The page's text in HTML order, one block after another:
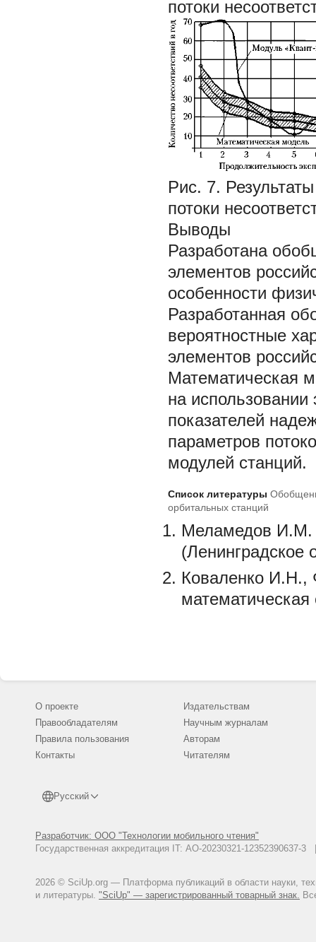
потоки
Рис. 7.
потоки
Выводы
Разработана
элементов
особенности
Разработанная
вероятностные
элементов
Математическая
на
показателей
параметров
модулей станций.
Список литературы
орбитальных станций
Меламедов И.М.
(Ленинградское
Коваленко И.Н.,
О проекте
Правообладателям
Правила пользования
Контакты
Русский
Разработчик: ООО "Технологии мобильного чтения"
Государственная аккредитация IT: АО-20230321-
2026 © SciUp.org — Платформа публикаций в области науки,
и литературы. "SciUp" — зарегистрированный товарный знак.
Издательствам
Научным журналам
Авторам
Читателям